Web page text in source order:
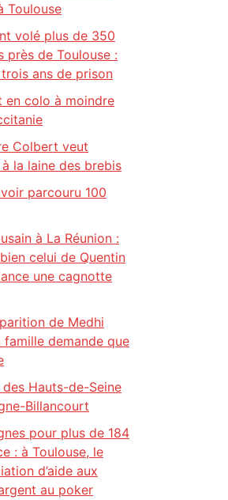
Toulouse
volé plus de 350
près de Toulouse :
ans de prison
en colo à moindre
Colbert veut
la laine des brebis
parcouru 100
à La Réunion :
celui de Quentin
une cagnotte
de Medhi
famille demande que
Hauts-de-Seine
Billancourt
pour plus de 184
: à Toulouse, le
d’aide aux
au poker